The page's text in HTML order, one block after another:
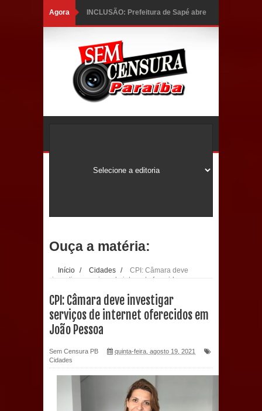
Agora INCLUSÃO: Prefeitura de Sapé abre
Social; veja documentação
necessária!
com a saúde bucal em Marí
PDT da Paraíba faz reunião
preparativa para convenção estadual
Prefeitura de Sapé paga salários
dentro do mês trabalhado e injeta R$
Ouça a matéria:
Início / Cidades /
CPI: Câmara deve
investigar serviços de internet oferecidos em
CPI: Câmara deve investigar
serviços de internet oferecidos em
João Pessoa
Sem Censura PB
quinta-feira, agosto 19, 2021
Cidades